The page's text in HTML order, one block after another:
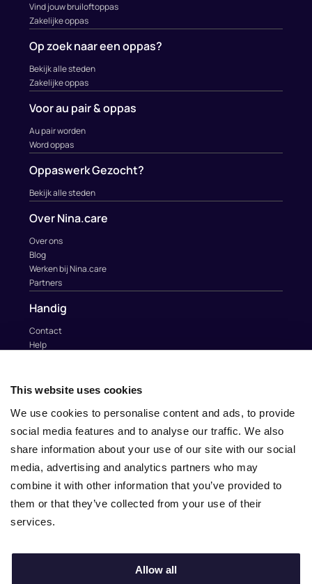
This website uses cookies
We use cookies to personalise content and ads, to provide
social media features and to analyse our traffic. We also
share information about your use of our site with our social
media, advertising and analytics partners who may
combine it with other information that you’ve provided to
them or that they’ve collected from your use of their
services.
Allow all
Vind jouw bruiloftoppas
Zakelijke oppas
Op zoek naar een oppas?
Bekijk alle steden
Zakelijke oppas
Voor au pair & oppas
Au pair worden
Word oppas
Oppaswerk Gezocht?
Bekijk alle steden
Over Nina.care
Over ons
Blog
Werken bij Nina.care
Partners
Handig
Contact
Help
info@nina.care